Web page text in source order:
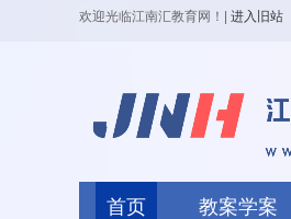
欢迎光临江南汇教育网！ 进入旧站
首页 教案学案